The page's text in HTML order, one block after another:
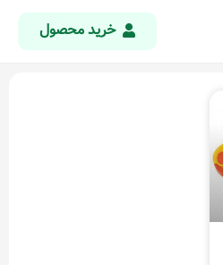
خرید محصول